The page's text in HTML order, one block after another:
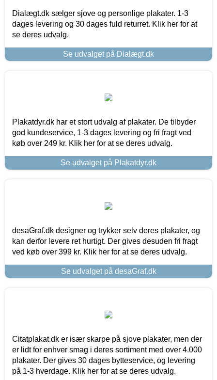
Dialægt.dk sælger sjove og personlige plakater. 1-3
dages levering og 30 dages fuld returret. Klik her for at
se deres udvalg.
Se udvalget på Dialægt.dk
Plakatdyr.dk har et stort udvalg af plakater. De tilbyder
god kundeservice, 1-3 dages levering og fri fragt ved
køb over 249 kr. Klik her for at se deres udvalg.
Se udvalget på Plakatdyr.dk
desaGraf.dk designer og trykker selv deres plakater, og
kan derfor levere ret hurtigt. Der gives desuden fri fragt
ved køb over 399 kr. Klik her for at se deres udvalg.
Se udvalget på desaGraf.dk
Citatplakat.dk er især skarpe på sjove plakater, men der
er lidt for enhver smag i deres sortiment med over 4.000
plakater. Der gives 30 dages bytteservice, og levering
på 1-3 hverdage. Klik her for at se deres udvalg.